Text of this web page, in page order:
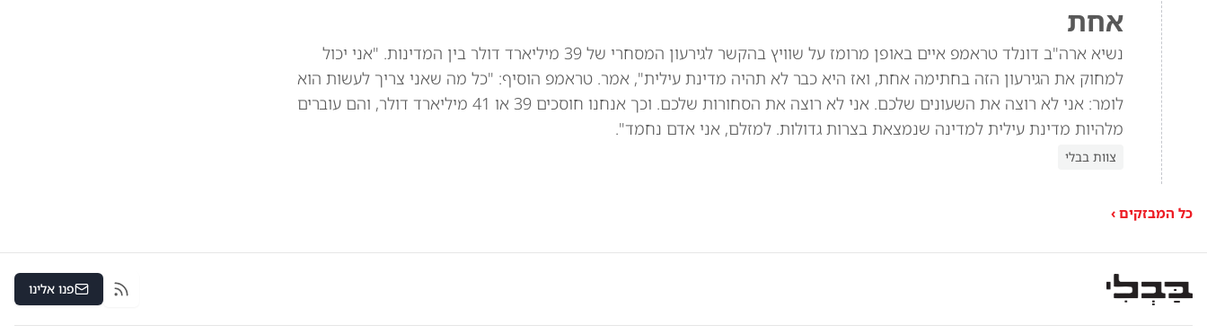
אחת
נשיא ארה"ב דונלד טראמפ איים באופן מרומז על שוויץ בהקשר לגירעון המסחרי של 39 מיליארד דולר בין המדינות. "אני יכול
למחוק את הגירעון הזה בחתימה אחת, ואז היא כבר לא תהיה מדינת עילית", אמר. טראמפ הוסיף: "כל מה שאני צריך לעשות הוא
לומר: אני לא רוצה את השעונים שלכם. אני לא רוצה את הסחורות שלכם. וכך אנחנו חוסכים 39 או 41 מיליארד דולר, והם עוברים
מלהיות מדינת עילית למדינה שנמצאת בצרות גדולות. למזלם, אני אדם נחמד".
צוות בבלי
כל המבזקים ›
RSS פנו אלינו